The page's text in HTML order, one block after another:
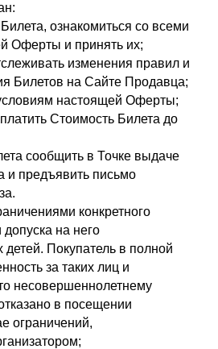
ознакомиться со всеми
Оферты и принять их;
изменения правил и
Билетов на Сайте Продавца;
настоящей Оферты;
Стоимость Билета до
сообщить в Точке выдаче
и предъявить письмо
конкретного
на него
Покупатель в полной
за таких лиц и
несовершеннолетнему
в посещении
ограничений,